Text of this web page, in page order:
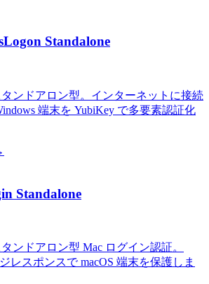
Standalone
ンドアロン型。インターネットに接続
端末を YubiKey で多要素認証化
Standalone
ンドアロン型 Mac ログイン認証。
レスポンスで macOS 端末を保護しま